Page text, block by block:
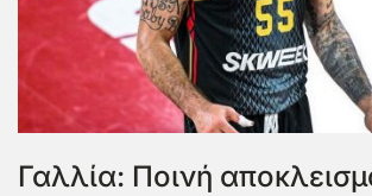
Γαλλία: Ποινή